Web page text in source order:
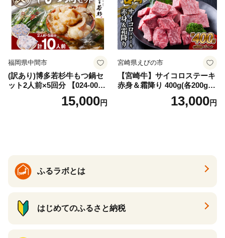
福岡県中間市
(訳あり)博多若杉牛もつ鍋セ
ット2人前×5回分 【024-002
15,000円
宮崎県えびの市
【宮崎牛】サイコロステーキ
赤身＆霜降り 400g(各200g×
１P 計2P) 真空パック 冷凍
13,000円
ふるラボとは
はじめてのふるさと納税